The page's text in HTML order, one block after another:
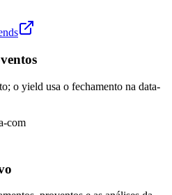
o yield usa o fechamento na data-
com